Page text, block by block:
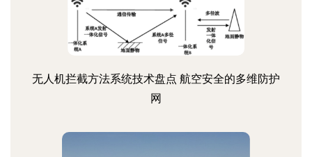
无人机拦截方法系统技术盘点 航空安全的多维防护
网